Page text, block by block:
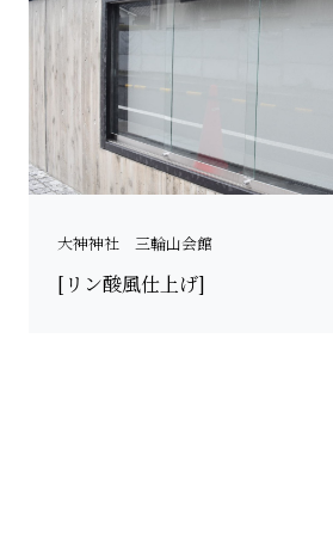
大神神社 三輪山会館
[リン酸風仕上げ]